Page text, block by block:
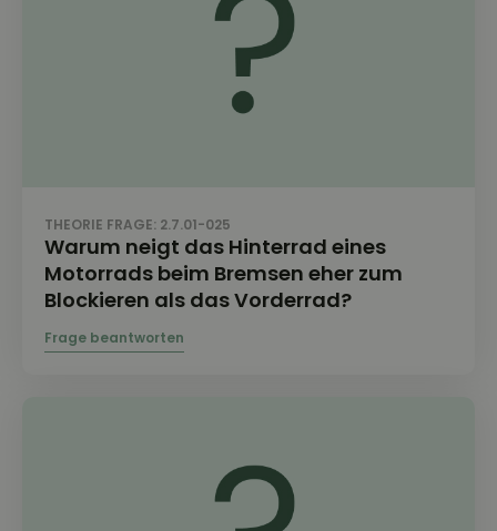
THEORIE FRAGE: 2.7.01-025
Warum neigt das Hinterrad eines
Motorrads beim Bremsen eher zum
Blockieren als das Vorderrad?